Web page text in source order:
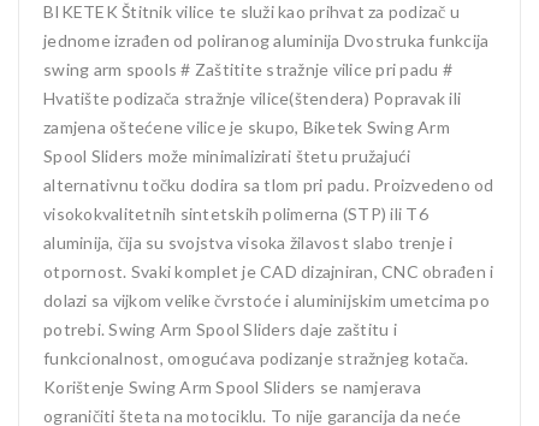
BIKETEK Štitnik vilice te služi kao prihvat za podizač u
jednome izrađen od poliranog aluminija Dvostruka funkcija
swing arm spools # Zaštitite stražnje vilice pri padu #
Hvatište podizača stražnje vilice(štendera) Popravak ili
zamjena oštećene vilice je skupo, Biketek Swing Arm
Spool Sliders može minimalizirati štetu pružajući
alternativnu točku dodira sa tlom pri padu. Proizvedeno od
visokokvalitetnih sintetskih polimerna (STP) ili T6
aluminija, čija su svojstva visoka žilavost slabo trenje i
otpornost. Svaki komplet je CAD dizajniran, CNC obrađen i
dolazi sa vijkom velike čvrstoće i aluminijskim umetcima po
potrebi. Swing Arm Spool Sliders daje zaštitu i
funkcionalnost, omogućava podizanje stražnjeg kotača.
Korištenje Swing Arm Spool Sliders se namjerava
ograničiti šteta na motociklu. To nije garancija da neće